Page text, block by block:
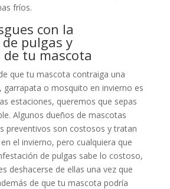
fríos.
con la
pulgas y
tu mascota
que tu mascota contraiga una
garrapata o mosquito en invierno es
estaciones, queremos que sepas
Algunos dueños de mascotas
preventivos son costosos y tratan
el invierno, pero cualquiera que
de pulgas sabe lo costoso,
deshacerse de ellas una vez que
de que tu mascota podría